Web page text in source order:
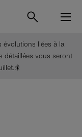
évolutions liées à la
détaillées vous seront